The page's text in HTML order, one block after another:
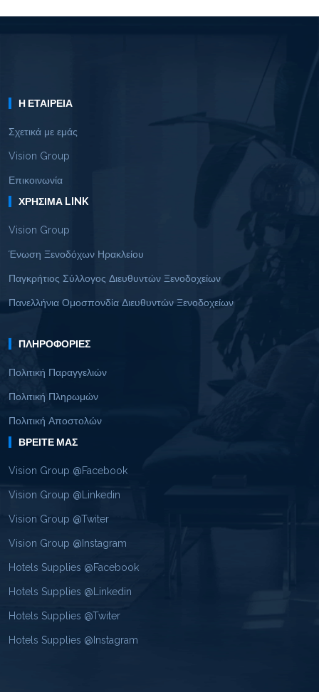
Η ΕΤΑΙΡΕΊΑ
Σχετικά με εμάς
Vision Group
Επικοινωνία
ΧΡΉΣΙΜΑ LINK
Vision Group
Ένωση Ξενοδόχων Ηρακλείου
Παγκρήτιος Σύλλογος Διευθυντών Ξενοδοχείων
Πανελλήνια Ομοσπονδία Διευθυντών Ξενοδοχείων
ΠΛΗΡΟΦΟΡΊΕΣ
Πολιτική Παραγγελιών
Πολιτική Πληρωμών
Πολιτική Αποστολών
ΒΡΕΊΤΕ ΜΑΣ
Vision Group @Facebook
Vision Group @Linkedin
Vision Group @Twiter
Vision Group @Instagram
Hotels Supplies @Facebook
Hotels Supplies @Linkedin
Hotels Supplies @Twiter
Hotels Supplies @Instagram